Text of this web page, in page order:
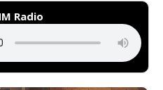
Radio